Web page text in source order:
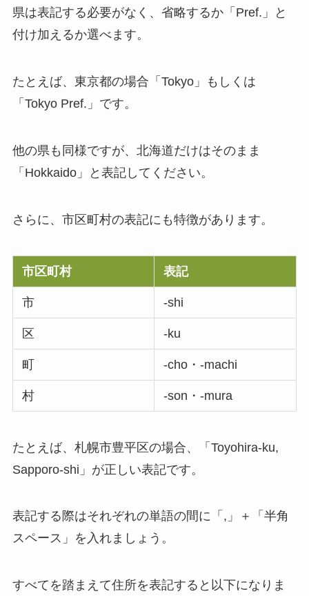
県は表記する必要がなく、省略するか「Pref.」と
付け加えるか選べます。
たとえば、東京都の場合「Tokyo」もしくは
「Tokyo Pref.」です。
他の県も同様ですが、北海道だけはそのまま
「Hokkaido」と表記してください。
さらに、市区町村の表記にも特徴があります。
市区町村 表記
市 -shi
区 -ku
町 -cho・-machi
村 -son・-mura
たとえば、札幌市豊平区の場合、「Toyohira-ku,
Sapporo-shi」が正しい表記です。
表記する際はそれぞれの単語の間に「,」＋「半角
スペース」を入れましょう。
すべてを踏まえて住所を表記すると以下になりま